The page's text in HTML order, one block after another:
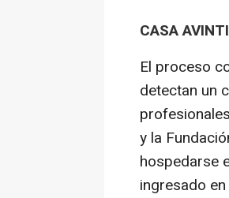
CASA
El proceso
detectan un
y la
hospedarse
ingresado